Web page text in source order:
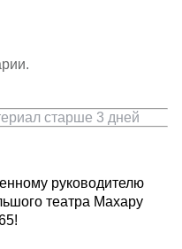
старше 3 дней
руководителю
театра Махару